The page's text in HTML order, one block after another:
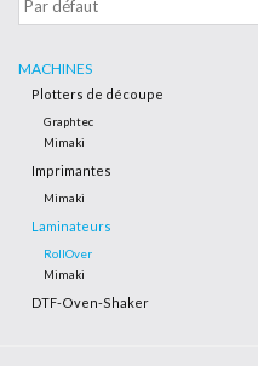
Outillage
Technique
MACHINES
Plotters de découpe
Graphtec
Mimaki
Imprimantes
Mimaki
Laminateurs
RollOver
Mimaki
DTF-Oven-Shaker